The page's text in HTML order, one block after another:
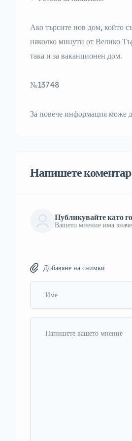
Ако търсите нов дом, който
няколко минути от Велико
така и за ваканционен дом.
№13748
За повече информация може
Напишете коментар
Публикувайте като
Вашето мнение има
Добавяне на снимки